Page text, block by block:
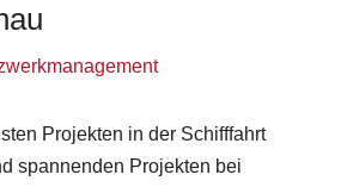
Projekten in der Schifffahrt
spannenden Projekten bei